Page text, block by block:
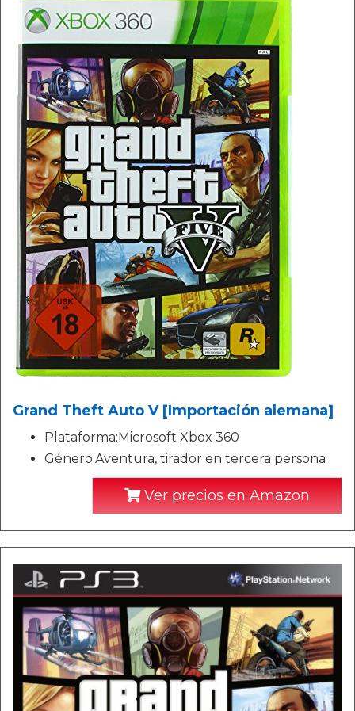
Grand Theft Auto V [Importación alemana]
Plataforma:Microsoft Xbox 360
Género:Aventura, tirador en tercera persona
Ver precios en Amazon